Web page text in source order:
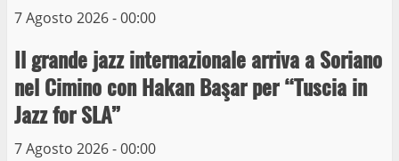
7 Agosto 2026 - 00:00
Il grande jazz internazionale arriva a Soriano
nel Cimino con Hakan Başar per “Tuscia in
Jazz for SLA”
7 Agosto 2026 - 00:00
Museo dei Portici
6
Trasporto pubblico locale, trasferimento
capolinea al terminal Riello dal 15 al 17
15 Giugno 2023